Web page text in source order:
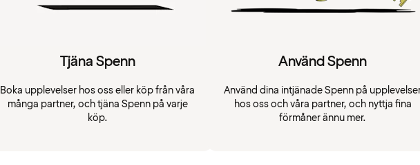
Tjäna Spenn
Boka upplevelser hos oss eller köp från våra
många partner, och tjäna Spenn på varje
köp.
Använd Spenn
Använd dina intjänade Spenn på
hos oss och våra partner, och nyttja fina
förmåner ännu mer.